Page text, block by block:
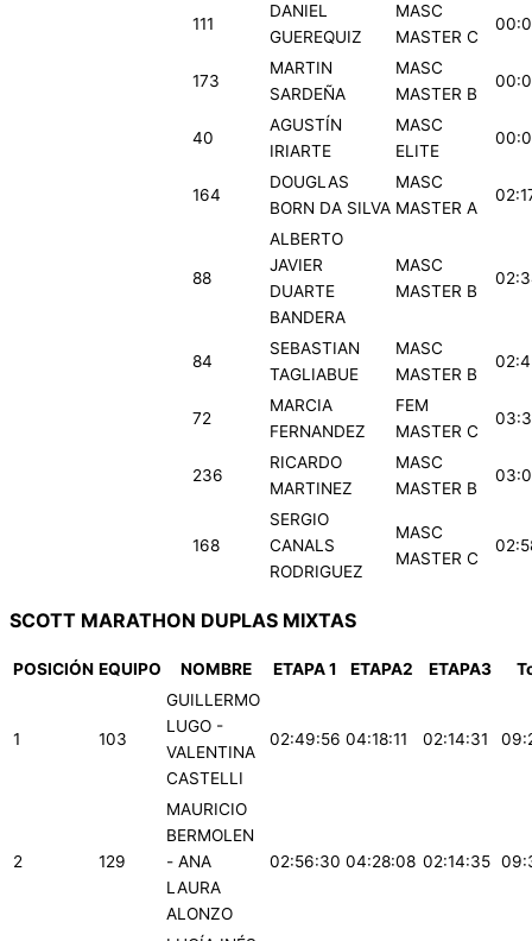
111
DANIEL
GUEREQUIZ
MASC
MASTER C
173
MARTIN
SARDEÑA
MASC
MASTER B
40
AGUSTÍN
IRIARTE
MASC
ELITE
164
DOUGLAS
BORN DA SILVA
MASC
MASTER A
88
ALBERTO
JAVIER
DUARTE
BANDERA
MASC
MASTER B
84
SEBASTIAN
TAGLIABUE
MASC
MASTER B
72
MARCIA
FERNANDEZ
FEM
MASTER C
236
RICARDO
MARTINEZ
MASC
MASTER B
168
SERGIO
CANALS
RODRIGUEZ
MASC
MASTER C
SCOTT MARATHON DUPLAS MIXTAS
POSICIÓN EQUIPO NOMBRE ETAPA 1 ETAPA2 ETAPA3
1 103
GUILLERMO
LUGO -
VALENTINA
CASTELLI
02:49:56 04:18:11 02:14:31
2 129
MAURICIO
BERMOLEN
- ANA
LAURA
ALONZO
02:56:30 04:28:08 02:14:35